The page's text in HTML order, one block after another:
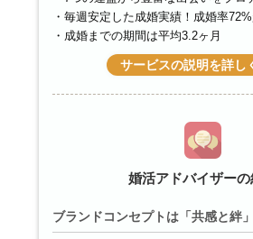
毎週安定した成婚実績！成婚率72%
成婚までの期間は平均3.2ヶ月
サービスの説明を詳し
婚活アドバイザーの
ブランドコンセプトは「共感と絆」